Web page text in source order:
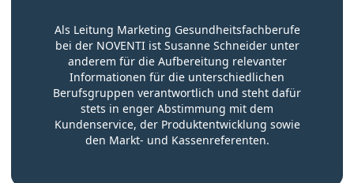
Als Leitung Marketing Gesundheitsfachberufe
bei der NOVENTI ist Susanne Schneider unter
anderem für die Aufbereitung relevanter
Informationen für die unterschiedlichen
Berufsgruppen verantwortlich und steht dafür
stets in enger Abstimmung mit dem
Kundenservice, der Produktentwicklung sowie
den Markt- und Kassenreferenten.